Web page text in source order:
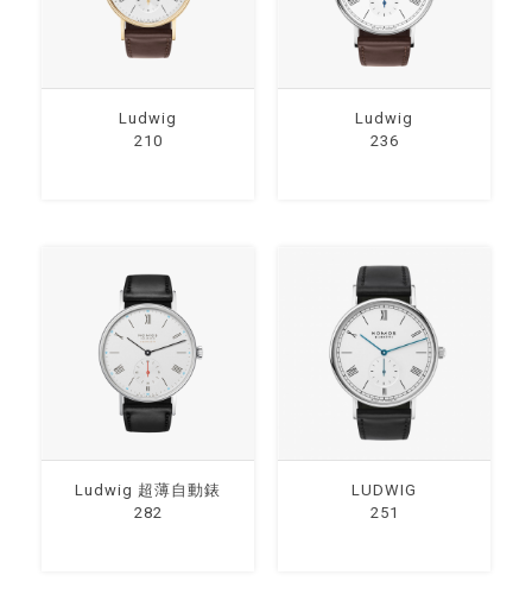
Ludwig
210
Ludwig
236
Ludwig 超薄⾃動錶
282
LUDWIG
251